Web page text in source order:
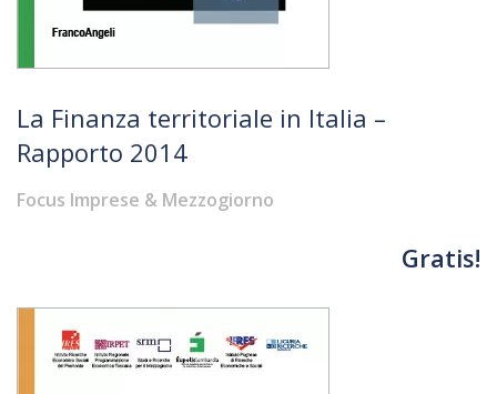
La Finanza territoriale in Italia –
Rapporto 2014
Focus Imprese & Mezzogiorno
Gratis!